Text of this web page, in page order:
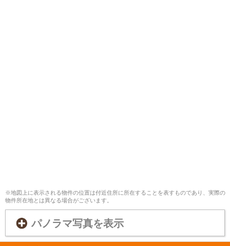
※地図上に表示される物件の位置は付近住所に所在することを表すものであり、実際の
物件所在地とは異なる場合がございます。
パノラマ写真を表示